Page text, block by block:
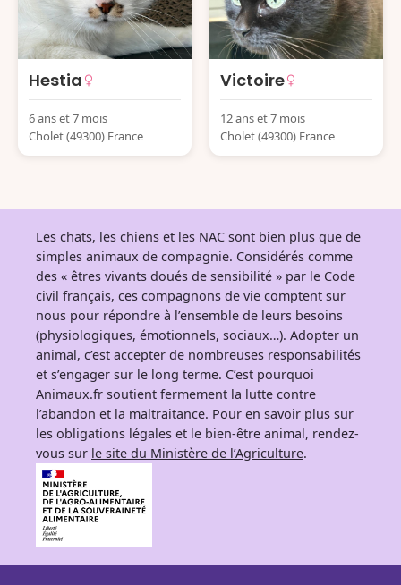
Hestia
6 ans et 7 mois
Cholet (49300) France
Victoire
12 ans et 7 mois
Cholet (49300) France
Les chats, les chiens et les NAC sont bien plus que de
simples animaux de compagnie. Considérés comme
des « êtres vivants doués de sensibilité » par le Code
civil français, ces compagnons de vie comptent sur
nous pour répondre à l’ensemble de leurs besoins
(physiologiques, émotionnels, sociaux…). Adopter un
animal, c’est accepter de nombreuses responsabilités
et s’engager sur le long terme. C’est pourquoi
Animaux.fr soutient fermement la lutte contre
l’abandon et la maltraitance. Pour en savoir plus sur
les obligations légales et le bien-être animal, rendez-
vous sur le site du Ministère de l’Agriculture.